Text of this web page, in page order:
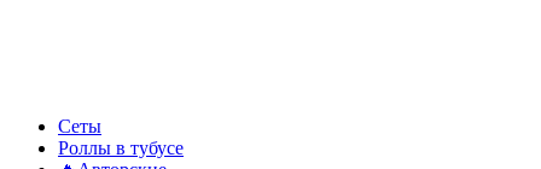
Сеты
Роллы в тубусе